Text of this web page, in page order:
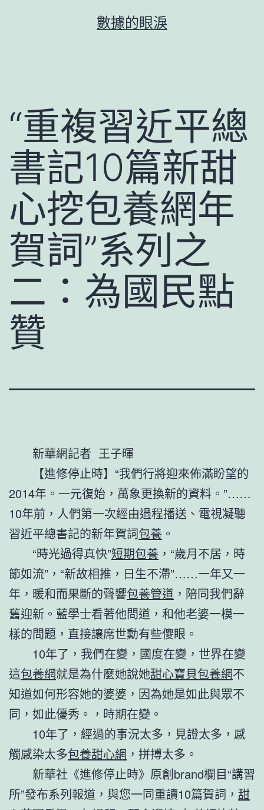
數據的眼淚
“重複習近平總
書記10篇新甜
心挖包養網年
賀詞”系列之
二：為國民點
贊
新華網記者 王子暉
【進修停止時】“我們行將迎來佈滿盼望的
2014年。一元復始，萬象更換新的資料。”……
10年前，人們第一次經由過程播送、電視凝聽
習近平總書記的新年賀詞包養 。
“時光過得真快”短期包養 ，“歲月不居，時
節如流”，“新故相推，日生不滯”……一年又一
年，暖和而果斷的聲響包養管道 ，陪同我們辭
舊迎新。藍學士看著他問道，和他老婆一模一
樣的問題，直接讓席世勳有些傻眼。
10年了，我們在變，國度在變，世界在變
這包養網就是為什麼她說她甜心寶貝包養網不
知道如何形容她的婆婆，因為她是如此與眾不
同，如此優秀。，時期在變。
10年了，經過的事況太多，見證太多，感
觸感染太多包養甜心網 ，拼搏太多。
新華社《進修停止時》原創brand欄目“講習
所”發布系列報道，與您一同重讀10篇賀詞， 甜